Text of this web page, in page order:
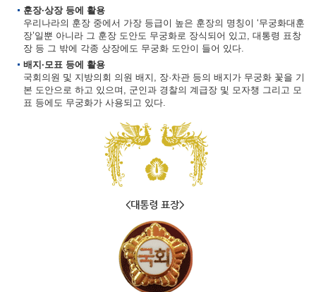
훈장·상장 등에 활용
우리나라의 훈장 중에서 가장 등급이 높은 훈장의 명칭이 ‘무궁화대훈
장’일뿐 아니라 그 훈장 도안도 무궁화로 장식되어 있고, 대통령 표창
장 등 그 밖에 각종 상장에도 무궁화 도안이 들어 있다.
배지·모표 등에 활용
국회의원 및 지방의회 의원 배지, 장·차관 등의 배지가 무궁화 꽃을 기
본 도안으로 하고 있으며, 군인과 경찰의 계급장 및 모자챙 그리고 모
표 등에도 무궁화가 사용되고 있다.